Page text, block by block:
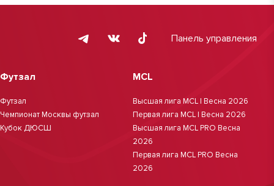
Панель управления
Футзал
Футзал
Чемпионат Москвы футзал
Кубок ДЮСШ
MCL
Высшая лига MCL | Весна 2026
Первая лига MCL | Весна 2026
Высшая лига MCL PRO Весна
2026
Первая лига MCL PRO Весна
2026